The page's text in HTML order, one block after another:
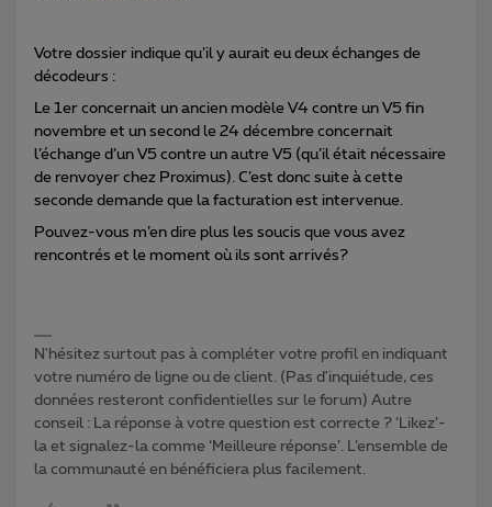
Votre dossier indique qu’il y aurait eu deux échanges de
décodeurs :
Le 1er concernait un ancien modèle V4 contre un V5 fin
novembre et un second le 24 décembre concernait
l’échange d’un V5 contre un autre V5 (qu’il était nécessaire
de renvoyer chez Proximus). C’est donc suite à cette
seconde demande que la facturation est intervenue.
Pouvez-vous m’en dire plus les soucis que vous avez
rencontrés et le moment où ils sont arrivés?
N'hésitez surtout pas à compléter votre profil en indiquant
votre numéro de ligne ou de client. (Pas d'inquiétude, ces
données resteront confidentielles sur le forum) Autre
conseil : La réponse à votre question est correcte ? ‘Likez’-
la et signalez-la comme ‘Meilleure réponse’. L’ensemble de
la communauté en bénéficiera plus facilement.